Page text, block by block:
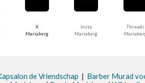
X
Mariaberg
Insta
Mariaberg
Threads
de Vriendschap | Barber Murad